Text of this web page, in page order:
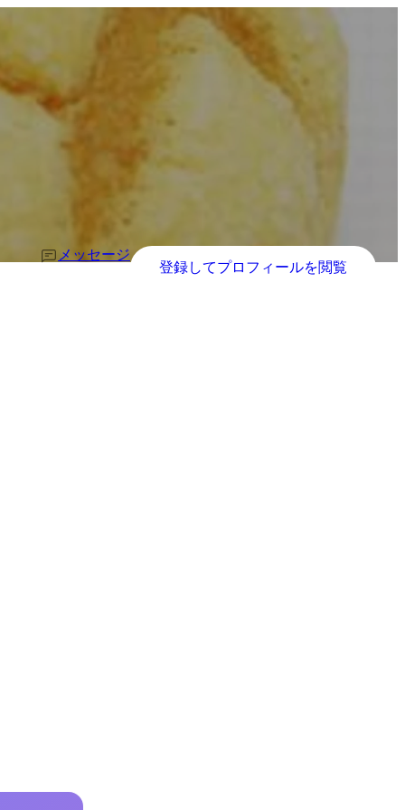
メッセージ
登録してプロフィールを閲覧